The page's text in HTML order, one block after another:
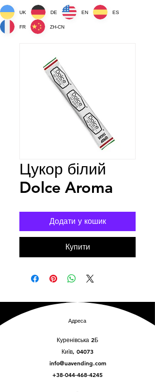
Цукор білий
Dolce Aroma
Додати у кошик
Купити
Адреса
Куренівська 2Б
Київ, 04073
info@uavending.com
+38-044-468-4245
UK DE EN ES
FR ZH-CN